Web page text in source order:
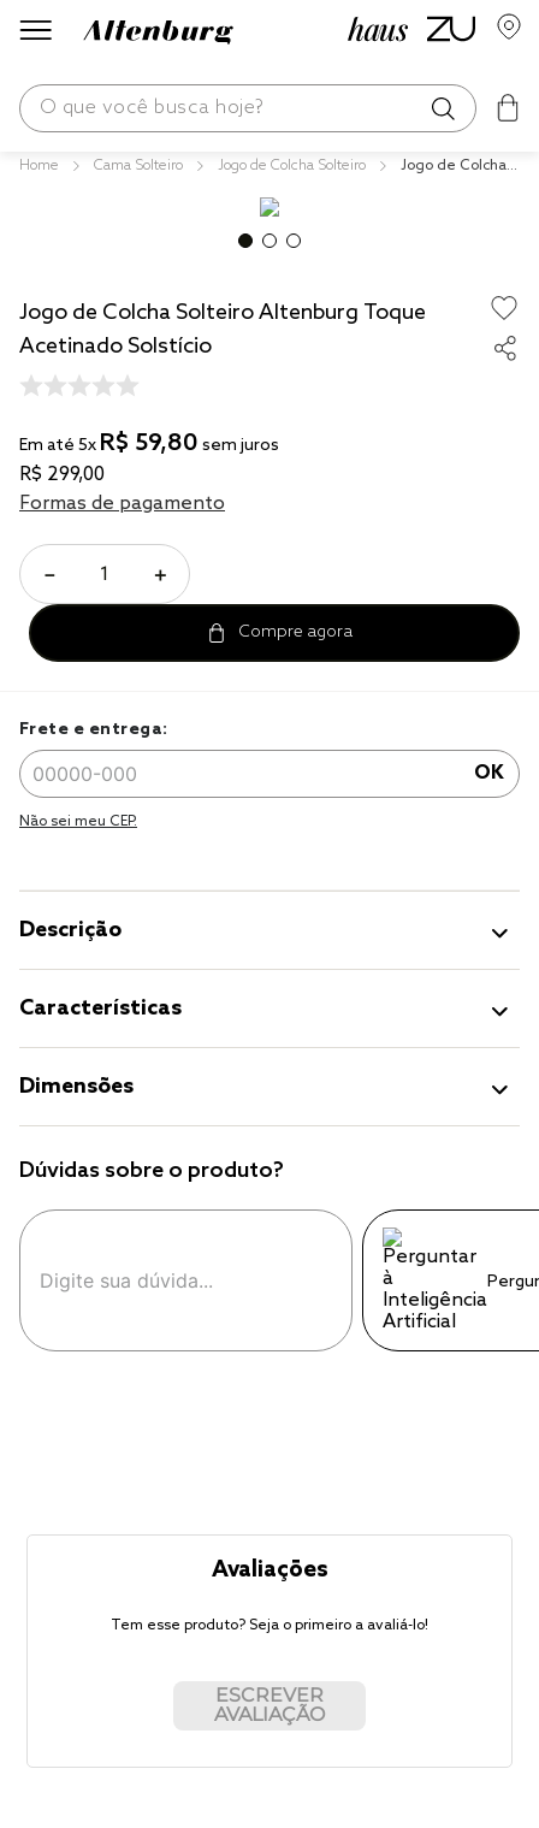
O que você busca hoje?
Cama Solteiro Jogo de Colcha Solteiro
Jogo de Colcha S
Jogo de Colcha Solteiro Altenburg Toque
Acetinado Solstício
Em até 5x R$ 59,80 sem juros
R$ 299,00
Formas de pagamento
＋
－
Frete e entrega:
OK
Não sei meu CEP.
Descrição
Características
Dimensões
Dúvidas sobre o produto?
Avaliações
Tem esse produto? Seja o primeiro a avaliá-lo!
ESCREVER
AVALIAÇÃO
edredom
jogos cama
travesseiro
tencel
solteiro king
jogo cama
jogo cama casal